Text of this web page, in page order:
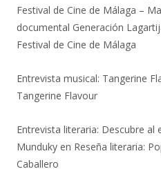
Festival de Cine de Málaga –
documental Generación
Festival de Cine de Málaga
Entrevista musical: Tangerine
Tangerine Flavour
Entrevista literaria: Descubre al
Munduky en Reseña literaria:
Caballero